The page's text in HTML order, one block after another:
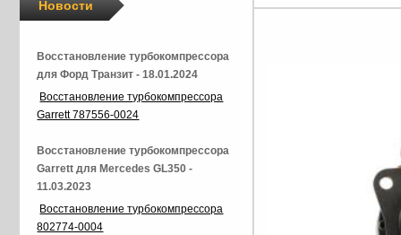
Новости
Восстановление турбокомпрессора
для Форд Транзит - 18.01.2024
Восстановление турбокомпрессора
Garrett 787556-0024
Восстановление турбокомпрессора
Garrett для Mercedes GL350 -
11.03.2023
Восстановление турбокомпрессора
802774-0004